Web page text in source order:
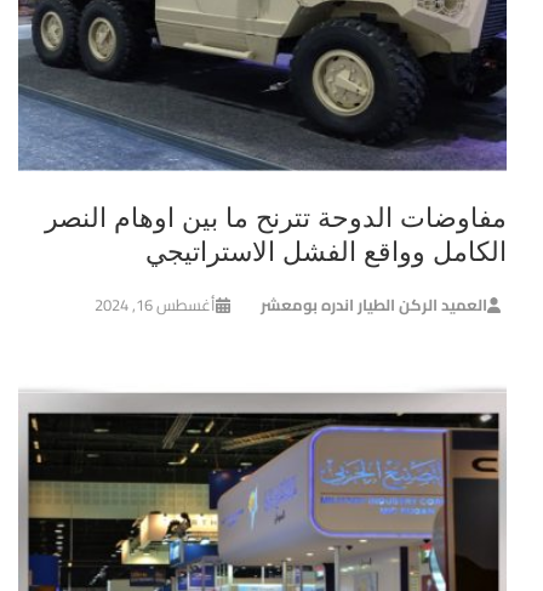
مفاوضات الدوحة تترنح ما بين اوهام النصر
الكامل وواقع الفشل الاستراتيجي
العميد الركن الطيار اندره بومعشر أغسطس 16, 2024